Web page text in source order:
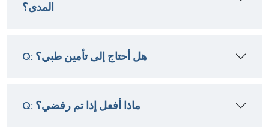
المدى؟
Q: هل أحتاج إلى تأمين طبي؟
Q: ماذا أفعل إذا تم رفضي؟